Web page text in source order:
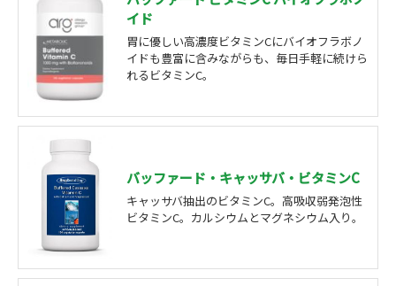
イド
胃に優しい高濃度ビタミンCにバイオフラボノ
イドも豊富に含みながらも、毎日手軽に続けら
れるビタミンC。
バッファード・キャッサバ・ビタミンC
キャッサバ抽出のビタミンC。高吸収弱発泡性
ビタミンC。カルシウムとマグネシウム入り。